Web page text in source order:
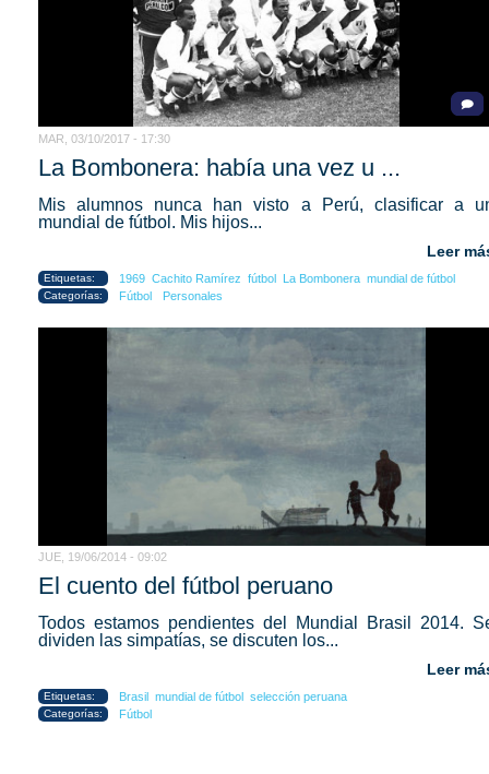
MAR, 03/10/2017 - 17:30
La Bombonera: había una vez u ...
Mis alumnos nunca han visto a Perú, clasificar a
mundial de fútbol. Mis hijos...
Leer
Etiquetas: 1969 Cachito Ramírez fútbol La Bombonera mundial de fútbol
Categorías: Fútbol Personales
JUE, 19/06/2014 - 09:02
El cuento del fútbol peruano
Todos estamos pendientes del Mundial Brasil 2014.
dividen las simpatías, se discuten los...
Leer
Etiquetas: Brasil mundial de fútbol selección peruana
Categorías: Fútbol